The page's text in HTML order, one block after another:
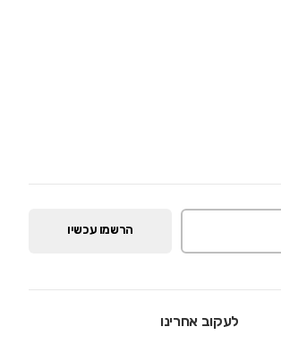
הרשמו עכשיו
לעקוב אחרינו